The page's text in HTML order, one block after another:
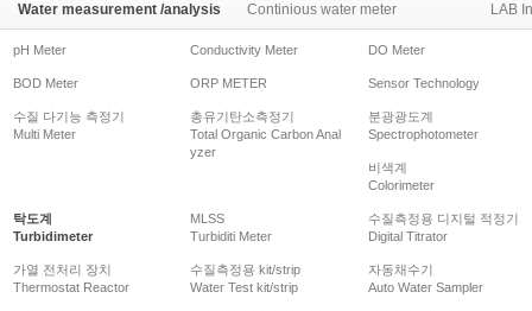
Water measurement /analysis
Continious water meter
LAB
pH Meter Conductivity Meter DO Meter
BOD Meter ORP METER Sensor Technology
수질 다기능 측정기
Multi Meter
총유기탄소측정기
Total Organic Carbon Anal
yzer
분광광도계
Spectrophotometer
비색계
Colorimeter
탁도계
Turbidimeter
MLSS
Turbiditi Meter
수질측정용 디지털 적정기
Digital Titrator
가열 전처리 장치
Thermostat Reactor
수질측정용 kit/strip
Water Test kit/strip
자동채수기
Auto Water Sampler